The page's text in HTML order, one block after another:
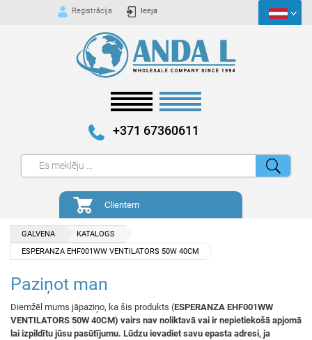
Registrācija Ieeja
+371 67360611
Clientem
GALVENA
KATALOGS
ESPERANZA EHF001WW VENTILATORS 50W 40CM
Paziņot man
Diemžēl mums jāpaziņo, ka šis produkts (ESPERANZA EHF001WW
VENTILATORS 50W 40CM) vairs nav noliktavā vai ir nepietiekošā apjomā
lai izpildītu jūsu pasūtījumu. Lūdzu ievadiet savu epasta adresi, ja